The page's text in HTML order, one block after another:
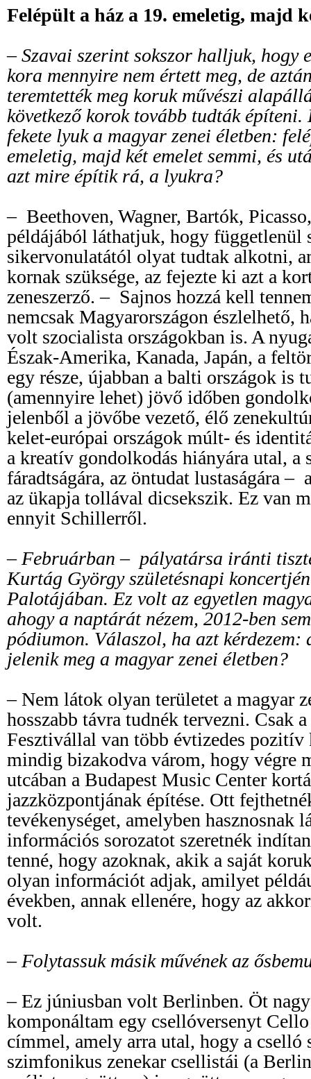
Felépült a ház a 19. emeletig, majd
– Szavai szerint sokszor halljuk, hogy
kora mennyire nem értett meg, de
teremtették meg koruk művészi
következő korok tovább tudták építeni.
fekete lyuk a magyar zenei életben:
emeletig, majd két emelet semmi, és
azt mire építik rá, a lyukra?
– Beethoven, Wagner, Bartók,
példájából láthatjuk, hogy függetlenül
sikervonulatától olyat tudtak alkotni,
kornak szüksége, az fejezte ki azt a
zeneszerző. – Sajnos hozzá kell
nemcsak Magyarországon észlelhető,
volt szocialista országokban is. A
Észak-Amerika, Kanada, Japán, a
egy része, újabban a balti országok is
(amennyire lehet) jövő időben
jelenből a jövőbe vezető, élő
kelet-európai országok múlt- és
a kreatív gondolkodás hiányára utal, a
fáradtságára, az öntudat lustaságára –
az ükapja tollával dicsekszik. Ez van
ennyit Schillerről.
– Februárban – pályatársa iránti
Kurtág György születésnapi
Palotájában. Ez volt az egyetlen
ahogy a naptárát nézem, 2012-ben
pódiumon. Válaszol, ha azt kérdezem:
jelenik meg a magyar zenei életben?
– Nem látok olyan területet a magyar
hosszabb távra tudnék tervezni. Csak
Fesztivállal van több évtizedes pozitív
mindig bizakodva várom, hogy végre
utcában a Budapest Music Center
jazzközpontjának építése. Ott
tevékenységet, amelyben hasznosnak
információs sorozatot szeretnék
tenné, hogy azoknak, akik a saját
olyan információt adjak, amilyet
években, annak ellenére, hogy az
volt.
– Folytassuk másik művének az
– Ez júniusban volt Berlinben. Öt nagy
komponáltam egy csellóversenyt
címmel, amely arra utal, hogy a cselló
szimfonikus zenekar csellistái (a